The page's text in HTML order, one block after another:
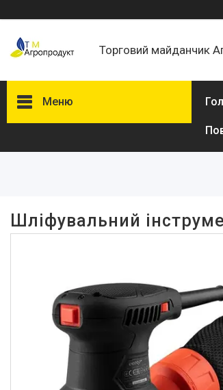
Торговий майданчик
Меню
Так 5
Товари та послуги
Шліфувальний